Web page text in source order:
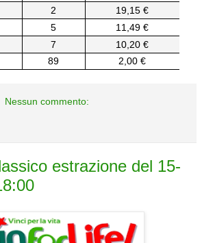
2
19,15 €
5
11,49 €
7
10,20 €
89 2,00 €
Nessun commento:
estrazione del 15-